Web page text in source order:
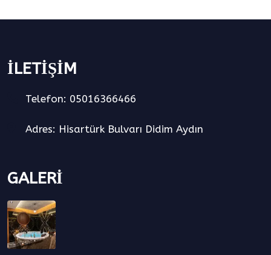
GALERI
İLETIŞIM
Telefon: 05016366466
Adres: Hisartürk Bulvarı Didim Aydın